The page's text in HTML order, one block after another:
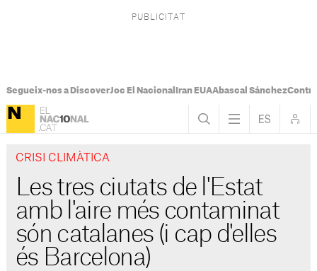
Segueix-nos a DiscoverJoc El Nacional Iran EUAAbascal Sánchez
CRISI CLIMÀTICA
Les tres ciutats de l'Estat
amb l'aire més contaminat
són catalanes (i cap d'elles
és Barcelona)